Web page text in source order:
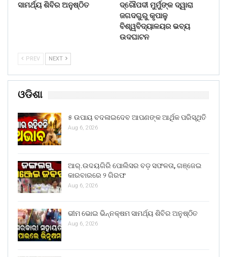
ସାମର୍ଥ୍ୟ ଶିବିର ଅନୁଷ୍ଠିତ
ଦ୍ରୌପଦୀ ମୁର୍ମୁଙ୍କ ଦ୍ୱାରା
ଜଗଦଗୁରୁ କୃପାଳୁ
ବିଶ୍ୱବିଦ୍ୟାଳୟର ଭବ୍ୟ
ଉଦଘାଟନ
PREV NEXT
ଓଡିଶା
୫ ଉପାୟ ବଦଳାଇଦେବ ଆପଣଙ୍କ ଆର୍ଥିକ ପରିସ୍ଥିତି
Aug 6, 2026
ଆର୍.ଉଦୟଗିରି ପୋଲିସର ବଡ଼ ସଫଳତା, ଗଞ୍ଜେଇ
କାରବାରରେ ୨ ଗିରଫ
Aug 6, 2026
ଭୀମ ଭୋଇ ଭିନ୍ନକ୍ଷମ ସାମର୍ଥ୍ୟ ଶିବିର ଅନୁଷ୍ଠିତ
Aug 6, 2026